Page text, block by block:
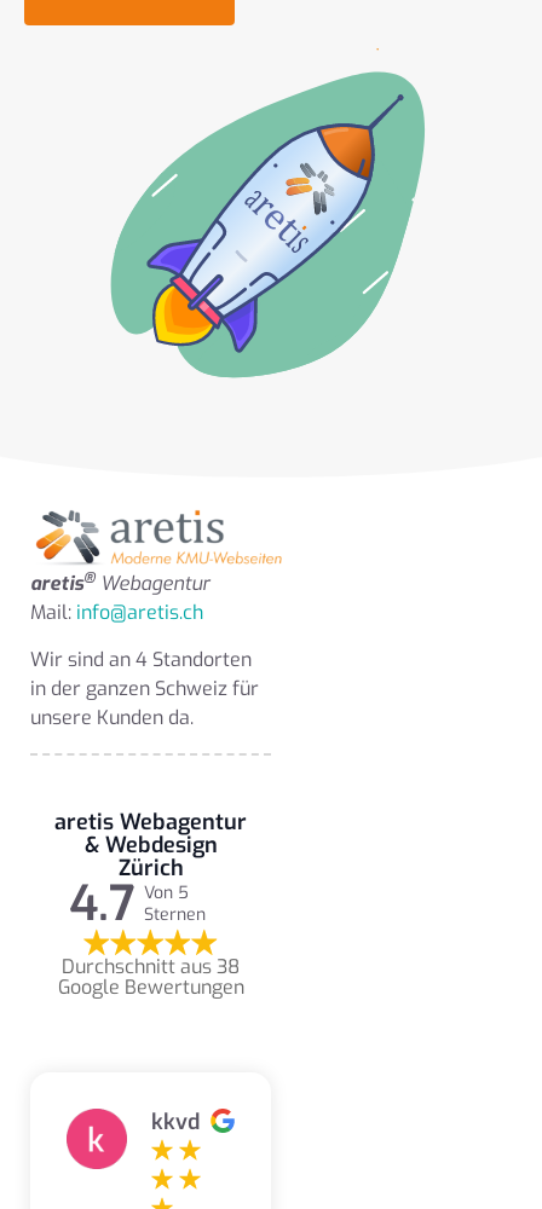
aretis® Webagentur
Mail: info@aretis.ch
Wir sind an 4 Standorten
in der ganzen Schweiz für
unsere Kunden da.
aretis Webagentur
& Webdesign
Zürich
4.7 Von 5
Sternen
Durchschnitt aus 38
Google Bewertungen
kkvd